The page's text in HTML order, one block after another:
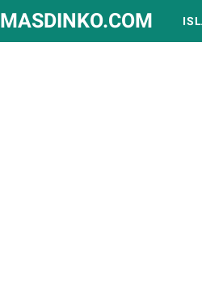
MASDINKO.COM